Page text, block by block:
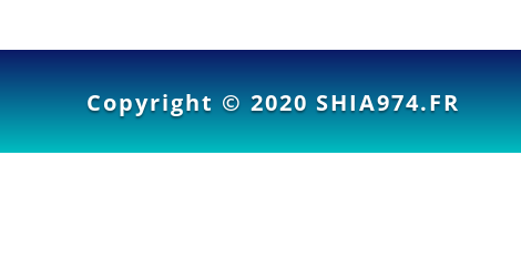
Copyright © 2020SHIA974.FR